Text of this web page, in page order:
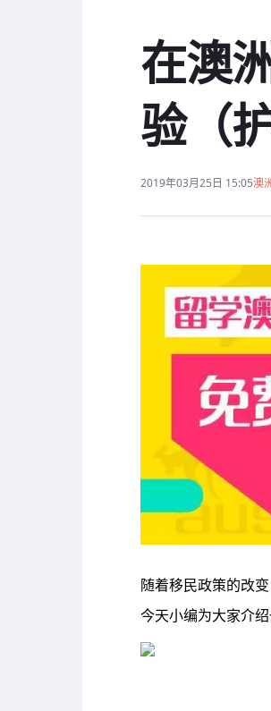
在澳
验（
2019年03月25日 15:05澳
随着移民政策的改
今天小编为大家介